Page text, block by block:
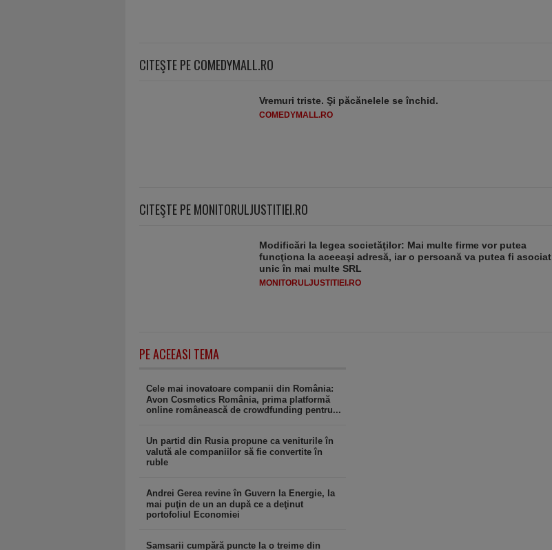
CITEŞTE PE COMEDYMALL.RO
Vremuri triste. Şi păcănelele se închid.
COMEDYMALL.RO
CITEŞTE PE MONITORULJUSTITIEI.RO
Modificări la legea societăţilor: Mai multe firme vor putea
funcţiona la aceeaşi adresă, iar o persoană va putea fi asociat
unic în mai multe SRL
MONITORULJUSTITIEI.RO
PE ACEEASI TEMA
Cele mai inovatoare companii din România:
Avon Cosmetics România, prima platformă
online românească de crowdfunding pentru...
Un partid din Rusia propune ca veniturile în
valută ale companiilor să fie convertite în
ruble
Andrei Gerea revine în Guvern la Energie, la
mai puţin de un an după ce a deţinut
portofoliul Economiei
Samsarii cumpără puncte la o treime din